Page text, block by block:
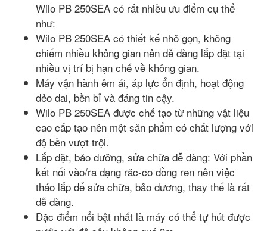
Wilo PB 250SEA có rất nhiều ưu điểm cụ thể
như:
Wilo PB 250SEA có thiết kế nhỏ gọn, không
chiếm nhiều không gian nên dễ dàng lắp đặt tại
nhiều vị trí bị hạn chế về không gian.
Máy vận hành êm ái, áp lực ổn định, hoạt động
dẻo dai, bền bỉ và đáng tin cậy.
Wilo PB 250SEA được chế tạo từ những vật liệu
cao cấp tạo nên một sản phẩm có chất lượng với
độ bền vượt trội.
Lắp đặt, bảo dưỡng, sửa chữa dễ dàng: Với phần
kết nối vào/ra dạng răc-co đồng ren nên việc
tháo lắp để sửa chữa, bảo dương, thay thế là rất
dễ dàng.
Đặc điểm nổi bật nhất là máy có thể tự hút được